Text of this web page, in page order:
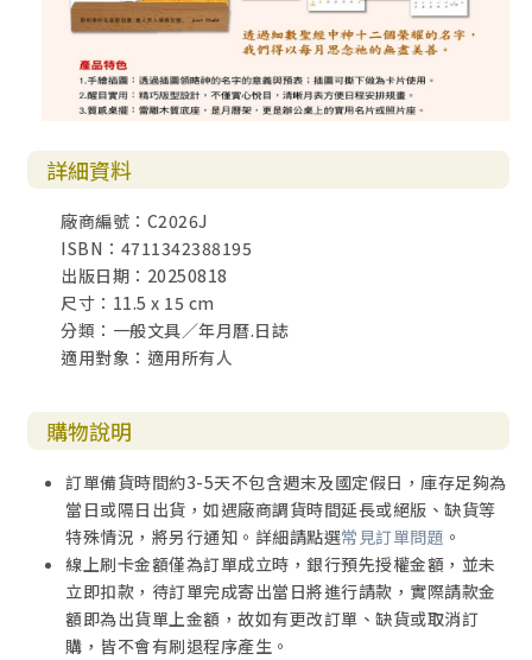
詳細資料
廠商編號：C2026J
ISBN：4711342388195
出版日期：20250818
尺寸：11.5 x 15 cm
分類：一般文具／年月曆.日誌
適用對象：適用所有人
購物說明
訂單備貨時間約3-5天不包含週末及國定假日，庫存足夠為
當日或隔日出貨，如遇廠商調貨時間延長或絕版、缺貨等
特殊情況，將另行通知。詳細請點選常見訂單問題 。
線上刷卡金額僅為訂單成立時，銀行預先授權金額，並未
立即扣款，待訂單完成寄出當日將進行請款，實際請款金
額即為出貨單上金額，故如有更改訂單、缺貨或取消訂
購，皆不會有刷退程序產生。